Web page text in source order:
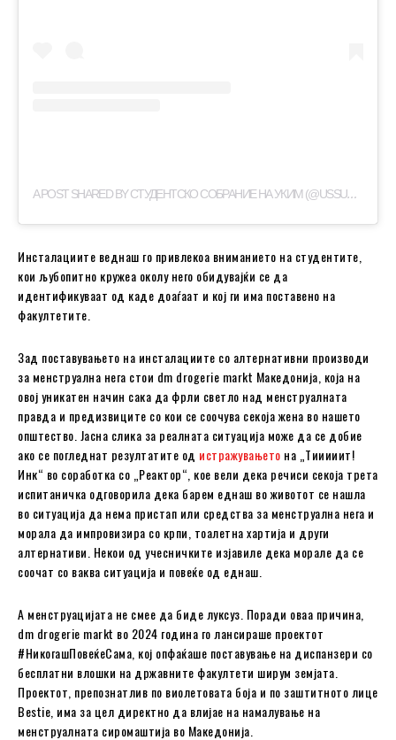
A
POST SHARED BY СТУДЕНТСКО СОБРАНИЕ НА УКИМ (@USSUKIM)
Инсталациите веднаш го привлекоа вниманието на студентите,
кои љубопитно кружеа околу него обидувајќи се да
идентификуваат од каде доаѓаат и кој ги има поставено на
факултетите.
Зад поставувањето на инсталациите со алтернативни производи
за менструална нега стои dm drogerie markt Македонија, која на
овој уникатен начин сака да фрли светло над менструалната
правда и предизвиците со кои се соочува секоја жена во нашето
општество. Јасна слика за реалната ситуација може да се добие
ако се погледнат резултатите од истражувањето на „Тииииит!
Инк“ во соработка со „Реактор“, кое вели дека речиси секоја трета
испитаничка одговорила дека барем еднаш во животот се нашла
во ситуација да нема пристап или средства за менструална нега и
морала да импровизира со крпи, тоалетна хартија и други
алтернативи. Некои од учесничките изјавиле дека морале да се
соочат со ваква ситуација и повеќе од еднаш.
А менструацијата не смее да биде луксуз. Поради оваа причина,
dm drogerie markt во 2024 година го лансираше проектот
#НикогашПовеќеСама, кој опфаќаше поставување на диспанзери со
бесплатни влошки на државните факултети ширум земјата.
Проектот, препознатлив по виолетовата боја и по заштитното лице
Bestie, има за цел директно да влијаe на намалување на
менструалната сиромаштија во Македонија.